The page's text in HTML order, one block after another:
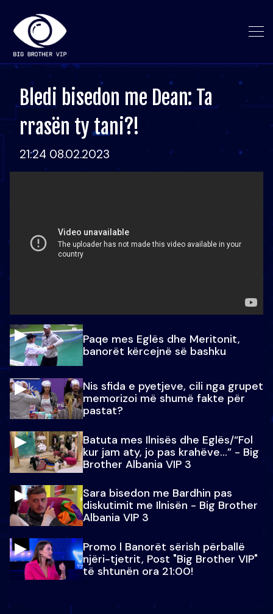
Bledi bisedon me Dean: Ta
rrasën ty tani?!
21:24 08.02.2023
Paqe mes Eglës dhe Meritonit,
banorët kërcejnë së bashku
Nis sfida e pyetjeve, cili nga grupet
memorizoi më shumë fakte për
pastat?
Batuta mes Ilnisës dhe Eglës/“Fol
kur jam aty, jo pas krahëve…” - Big
Brother Albania VIP 3
Sara bisedon me Bardhin pas
diskutimit me Ilnisën - Big Brother
Albania VIP 3
Promo l Banorët sërish përballë
njëri-tjetrit, Post "Big Brother VIP"
të shtunën ora 21:00!